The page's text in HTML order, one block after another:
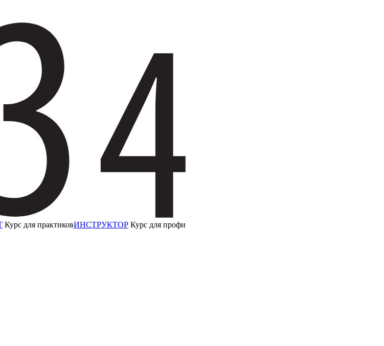
Курс для практиковИНСТРУКТОР Курс для профи